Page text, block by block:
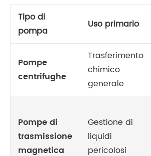
Tipo di
pompa
Uso primario
Pompe
centrifughe
Trasferimento
chimico
generale
Pompe di
trasmissione
magnetica
Gestione di
liquidi
pericolosi